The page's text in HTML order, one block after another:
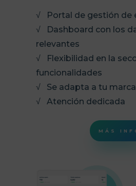
√ Portal de gestión de
√ Dashboard con los
relevantes
√ Flexibilidad en la
funcionalidades
√ Se adapta a tu marca
√ Atención dedicada
MÁS